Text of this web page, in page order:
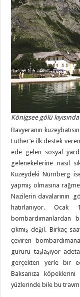
Königsee gölü
Bavyeranın
Luther’e ilk destek
ede gelen sosyal
gelenekelerine nasıl
Kuzeydeki Nürnberg
yapmış olmasına
Nazilerin davalarının
hatırlanıyor.
bombardımanlardan
çıkmış değil. Birkaç
çeviren
gururu taşlaşıyor
gerçekten yerle bir
Baksanıza köpeklerini
yüzlerinde bile bu